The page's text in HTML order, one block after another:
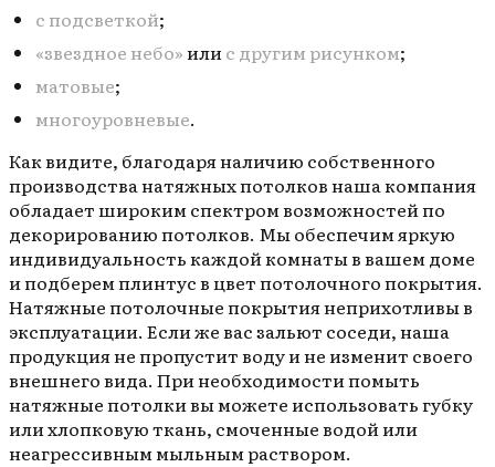
с подсветкой;
«звездное небо»илис другим рисунком;
матовые;
многоуровневые.
Как видите, благодаря наличию собственного
производства натяжных потолков наша компания
обладает широким спектром возможностей по
декорированию потолков. Мы обеспечим яркую
индивидуальность каждой комнаты в вашем доме
и подберем плинтус в цвет потолочного покрытия.
Натяжные потолочные покрытия неприхотливы в
эксплуатации. Если же вас зальют соседи, наша
продукция не пропустит воду и не изменит своего
внешнего вида. При необходимости помыть
натяжные потолки вы можете использовать губку
или хлопковую ткань, смоченные водой или
неагрессивным мыльным раствором.